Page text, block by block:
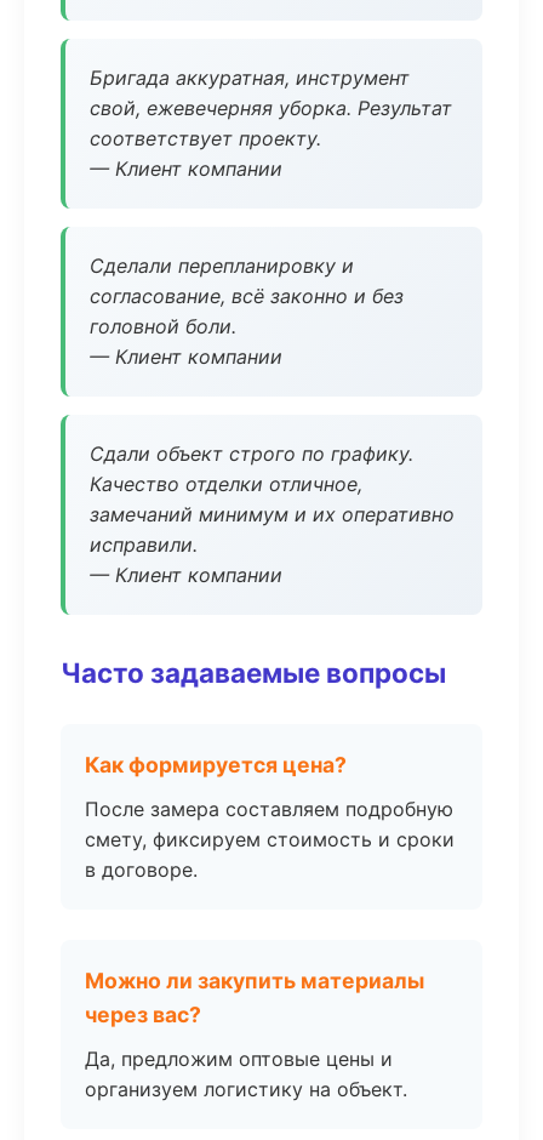
Бригада аккуратная, инструмент
свой, ежевечерняя уборка. Результат
соответствует проекту.
— Клиент компании
Сделали перепланировку и
согласование, всё законно и без
головной боли.
— Клиент компании
Сдали объект строго по графику.
Качество отделки отличное,
замечаний минимум и их оперативно
исправили.
— Клиент компании
Часто задаваемые вопросы
Как формируется цена?
После замера составляем подробную
смету, фиксируем стоимость и сроки
в договоре.
Можно ли закупить материалы
через вас?
Да, предложим оптовые цены и
организуем логистику на объект.